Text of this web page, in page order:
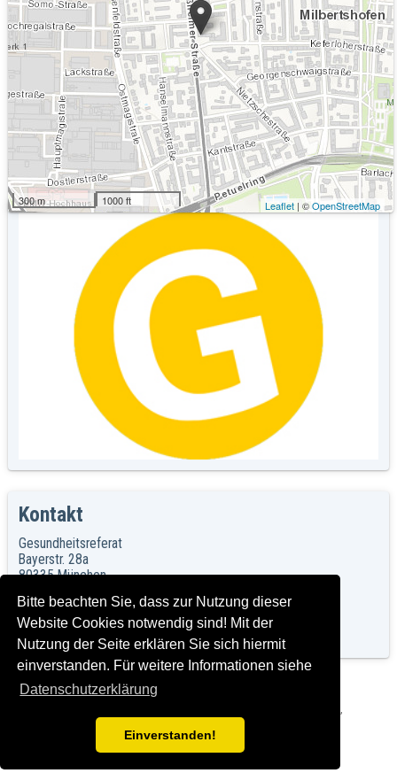
Bitte beachten Sie, dass zur Nutzung dieser
Website Cookies notwendig sind! Mit der
Nutzung der Seite erklären Sie sich hiermit
einverstanden. Für weitere Informationen siehe
Datenschutzerklärung
Einverstanden!
300 m 1000 ft Leaflet| ©OpenStreetMap
Kommende Veranstaltungen
Keine Veranstaltungen an diesem Ort
Kontakt
Gesundheitsreferat
Bayerstr. 28a
80335 München
Internetauftritt Gesundheitsreferat
Impressum und Rechtshinweise
Version: C2016-07-21_1.00 T2024-03-15_2.0.0